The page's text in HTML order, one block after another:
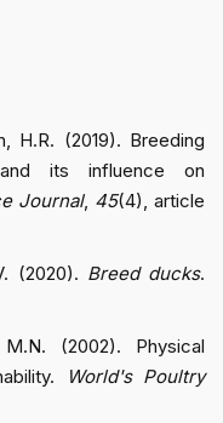
H.R. (2019). Breeding
its influence on
Journal, 45(4), article
(2020). Breed ducks.
(2002). Physical
World's Poultry